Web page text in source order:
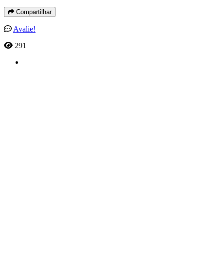
Compartilhar
Avalie!
291